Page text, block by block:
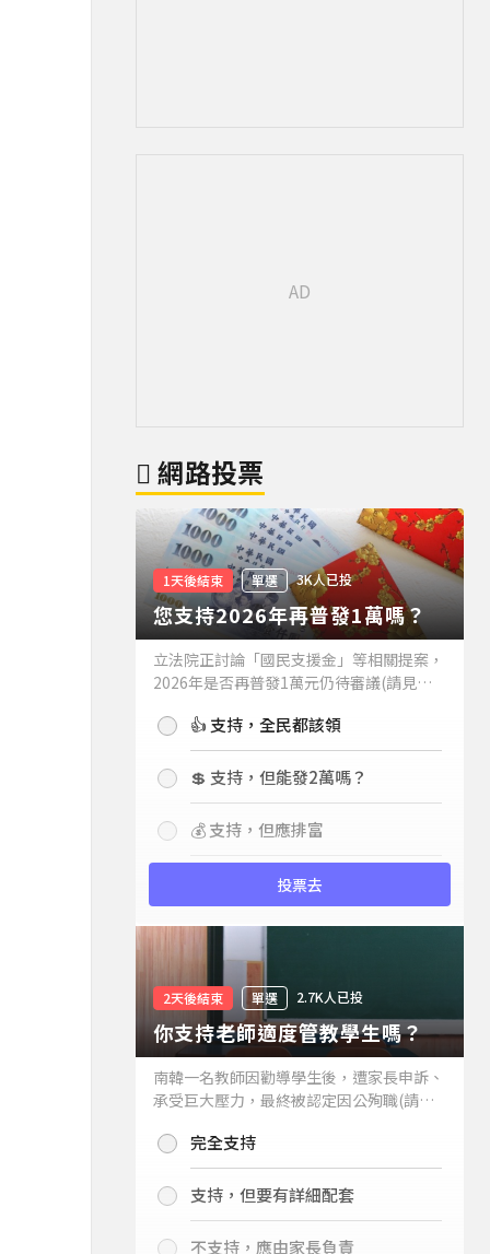
網路投票
1天後結束 單選 3K人已投
您支持2026年再普發1萬嗎？
立法院正討論「國民支援金」等相關提案，
2026年是否再普發1萬元仍待審議(請見下
持嗎？👍 支持，全民都該領
💲 支持，但能發2萬嗎？
💰 支持，但應排富
投票去
2天後結束 單選 2.7K人已投
你支持老師適度管教學生嗎？
南韓一名教師因勸導學生後，遭家長申訴、
承受巨大壓力，最終被認定因公殉職(請見
你支持老師適度管教學生嗎？
完全支持
支持，但要有詳細配套
不支持，應由家長負責